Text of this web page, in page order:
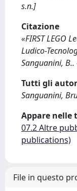
s.n.]
Citazione
«FIRST LEGO
Ludico-
Sanguanini,
Tutti gli
Sanguanini,
Appare nelle
07.2 Altre
publications)
File in questo